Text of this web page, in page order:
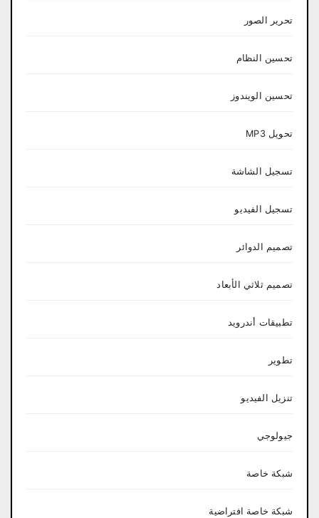
تحرير الصور
تحسين النظام
تحسين الويندوز
تحويل MP3
تسجيل الشاشة
تسجيل الفيديو
تصميم الدوائر
تصميم ثلاثي الأبعاد
تطبيقات أندرويد
تطوير
تنزيل الفيديو
جيولوجي
شبكة خاصة
شبكة خاصة افتراضية